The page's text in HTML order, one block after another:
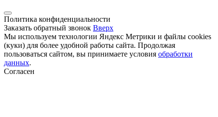
Политика конфиденциальности
Заказать обратный звонок Вверх
Мы используем технологии Яндекс Метрики и файлы cookies
(куки) для более удобной работы сайта. Продолжая
пользоваться сайтом, вы принимаете условия обработки
данных.
Согласен